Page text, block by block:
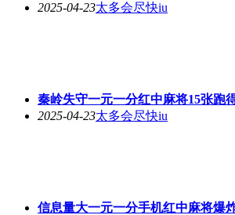
2025-04-23太多会尽快iu
秦岭失守一元一分红中麻将15张跑
2025-04-23太多会尽快iu
信息量大一元一分手机红中麻将爆